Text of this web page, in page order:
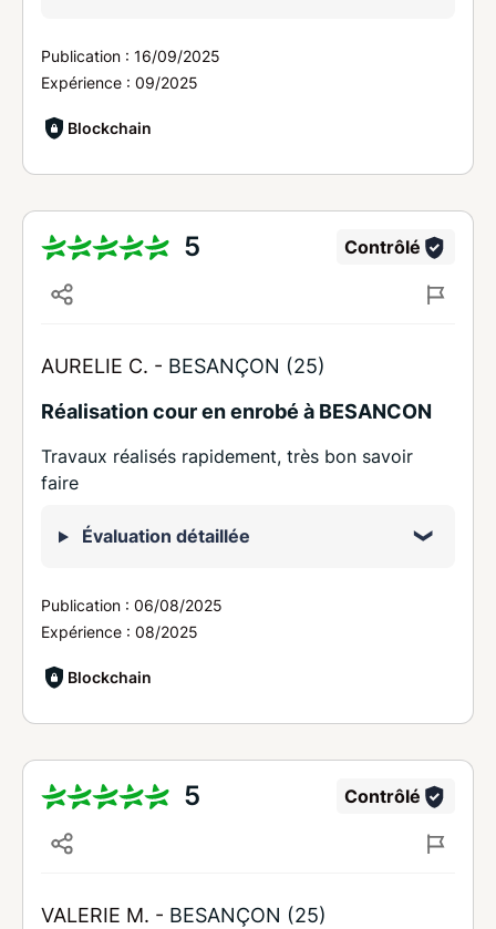
Publication : 16/09/2025
Expérience : 09/2025
Blockchain
5 Contrôlé
AURELIE C. - BESANÇON (25)
Réalisation cour en enrobé à BESANCON
Travaux réalisés rapidement, très bon savoir
faire
Évaluation détaillée
Publication : 06/08/2025
Expérience : 08/2025
Blockchain
5 Contrôlé
VALERIE M. - BESANÇON (25)